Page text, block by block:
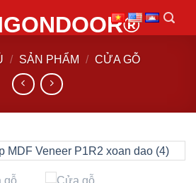
/ SẢN PHẨM / CỬA GỖ